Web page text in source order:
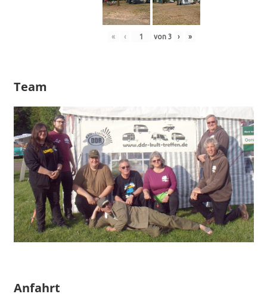
« ‹ von 3 › »
Team
Anfahrt